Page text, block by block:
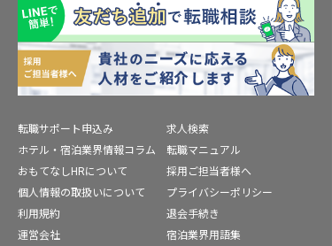
転職サポート申込み
求人検索
ホテル・宿泊業界情報コラム
転職マニュアル
おもてなしHRについて
採用ご担当者様へ
個人情報の取扱いについて
プライバシーポリシー
利用規約
退会手続き
運営会社
宿泊業界用語集